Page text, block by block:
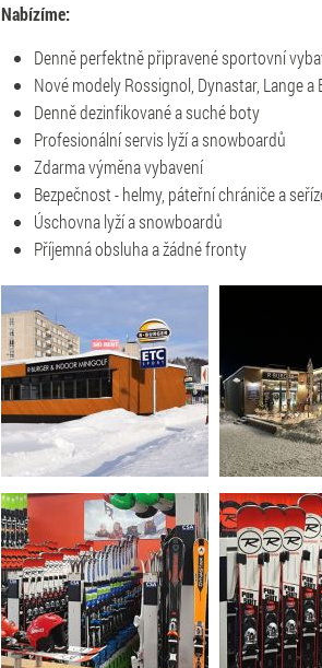
Nabízíme:
Denně perfektně připravené sportovní
Nové modely Rossignol, Dynastar, Lange a
Denně dezinfikované a suché boty
Profesionální servis lyží a snowboardů
Zdarma výměna vybavení
Bezpečnost - helmy, páteřní chrániče a
Úschovna lyží a snowboardů
Příjemná obsluha a žádné fronty